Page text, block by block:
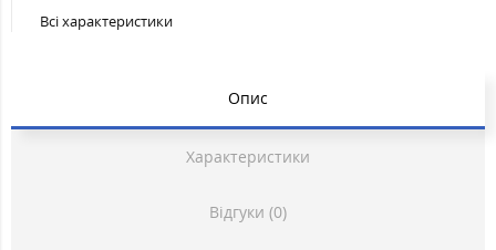
Всі характеристики
Опис
Характеристики
Відгуки (0)